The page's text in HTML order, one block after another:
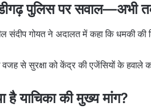
पुलिस पर सवाल—अभी तक
संदीप गोयत ने अदालत में कहा कि धमकी की
वजह से सुरक्षा को केंद्र की एजेंसियों के हवाले
है याचिका की मुख्य मांग?